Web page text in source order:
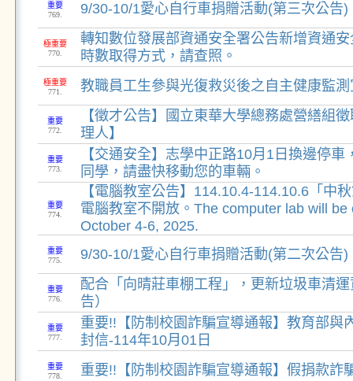
重要
769.
9/30-10/1愛心自行車捐贈活動(第三次公告)
極重要
770.
轉知數位發展部資通安全署公告新增資通
時數取得方式，請查照。
極重要
771.
教職員工生參與光復救災後之自主健康監
重要
772.
【徵才公告】國立東華大學總務處營繕組
理人】
重要
773.
【交通安全】志學中正路10月1日換邊停車
同學，請盡快移動您的車輛。
重要
774.
【電腦教室公告】114.10.4-114.10.6「中
電腦教室不開放。The computer lab will be
October 4-6, 2025.
重要
775.
9/30-10/1愛心自行車捐贈活動(第二次公告)
重要
776.
配合「向晴莊車棚工程」，更新垃圾車清
告）
重要
777.
重要!!【防制校園詐騙宣導通報】教育部與
封信-114年10月01日
重要
778.
重要!!【防制校園詐騙宣導通報】假捐款詐